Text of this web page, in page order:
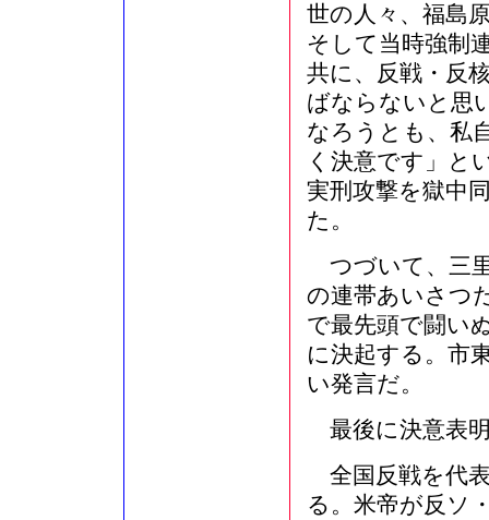
世の人々、福島
そして当時強制
共に、反戦・反
ばならないと思
なろうとも、私
く決意です」と
実刑攻撃を獄中
た。
つづいて、三
の連帯あいさつ
で最先頭で闘い
に決起する。市
い発言だ。
最後に決意表
全国反戦を代
る。米帝が反ソ